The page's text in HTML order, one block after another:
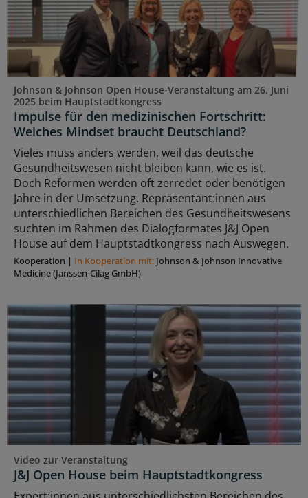
Johnson & Johnson Open House-Veranstaltung am 26. Juni
2025 beim Hauptstadtkongress
Impulse für den medizinischen Fortschritt:
Welches Mindset braucht Deutschland?
Vieles muss anders werden, weil das deutsche
Gesundheitswesen nicht bleiben kann, wie es ist.
Doch Reformen werden oft zerredet oder benötigen
Jahre in der Umsetzung. Repräsentant:innen aus
unterschiedlichen Bereichen des Gesundheitswesens
suchten im Rahmen des Dialogformates J&J Open
House auf dem Hauptstadtkongress nach Auswegen.
Kooperation | In Kooperation mit: Johnson & Johnson Innovative
Medicine (Janssen-Cilag GmbH)
Video zur Veranstaltung
J&J Open House beim Hauptstadtkongress